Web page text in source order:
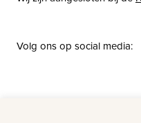
Volg ons op social media: